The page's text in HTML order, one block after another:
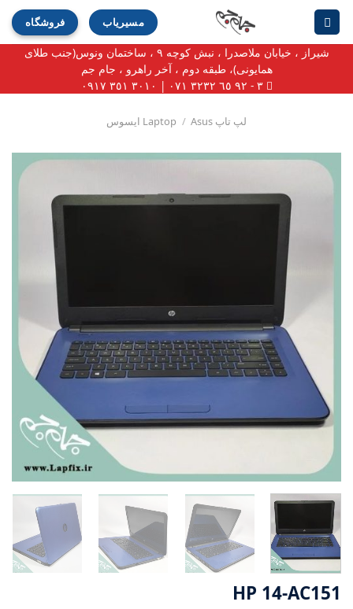
Skip
content
مسیریاب فروشگاه
شیراز ، خیابان ملاصدرا ، نبش کوچه ۹ ، ساختمان ونوس(جنب طلای
همایونی)، طبقه دوم ، آخر راهرو ، جام جم
لپ تاپ Laptop / Asus ایسوس
HP 14-AC151